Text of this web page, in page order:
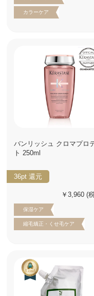
カラーケア
バンリッシュ クロマプロ
ト 250ml
36pt 還元
￥3,960 (
保湿ケア
縮毛矯正・くせ毛ケア